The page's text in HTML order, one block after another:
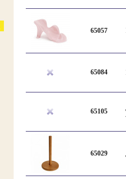
65057
65084
65105
65029